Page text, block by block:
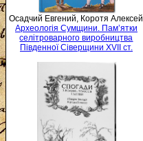
Осадчий Евгений, Коротя Алексей
Археологія Сумщини. Пам’ятки
селітроварного виробництва
Південної Сіверщини XVII ст.